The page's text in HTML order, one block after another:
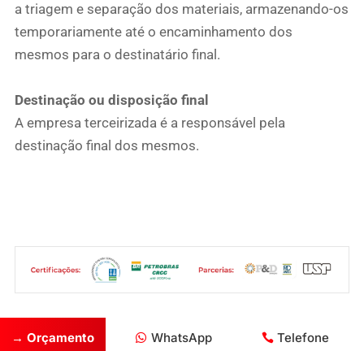
a triagem e separação dos materiais, armazenando-os
temporariamente até o encaminhamento dos
mesmos para o destinatário final.
Destinação ou disposição final
A empresa terceirizada é a responsável pela
destinação final dos mesmos.
→ Orçamento WhatsApp Telefone